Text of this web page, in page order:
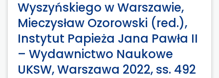
Wyszyńskiego w Warszawie,
Mieczysław Ozorowski (red.),
Instytut Papieża Jana Pawła II
– Wydawnictwo Naukowe
UKSW, Warszawa 2022, ss. 492